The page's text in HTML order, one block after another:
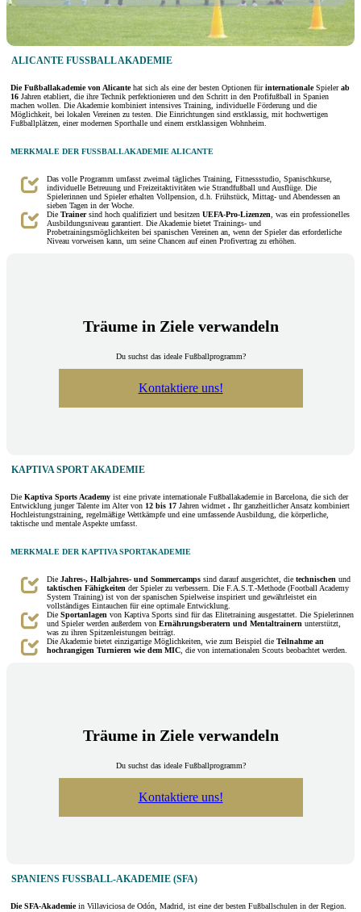
ALICANTE FUSSBALL AKADEMIE
Die Fußballakademie von Alicantehat sich als eine der besten Optionen fürinternationaleSpielerab
16 Jahren etabliert, die ihre Technik perfektionieren und den Schritt in den Profifußball in Spanien
machen wollen. Die Akademie kombiniert intensives Training, individuelle Förderung und die
Möglichkeit, bei lokalen Vereinen zu testen. Die Einrichtungen sind erstklassig, mit hochwertigen
Fußballplätzen, einer modernen Sporthalle und einem erstklassigen Wohnheim.
MERKMALE DER FUSSBALLAKADEMIE ALICANTE
Das volle Programm umfasst zweimal tägliches Training, Fitnessstudio, Spanischkurse,
individuelle Betreuung und Freizeitaktivitäten wie Strandfußball und Ausflüge. Die
Spielerinnen und Spieler erhalten Vollpension, d.h. Frühstück, Mittag- und Abendessen an
sieben Tagen in der Woche.
Die Trainersind hoch qualifiziert und besitzen UEFA-Pro-Lizenzen , was ein professionelles
Ausbildungsniveau garantiert. Die Akademie bietet Trainings- und
Probetrainingsmöglichkeiten bei spanischen Vereinen an, wenn der Spieler das erforderliche
Niveau vorweisen kann, um seine Chancen auf einen Profivertrag zu erhöhen.
Träume in Ziele verwandeln
Du suchst das ideale Fußballprogramm?
Kontaktiere uns!
KAPTIVA SPORT AKADEMIE
Die Kaptiva Sports Academy ist eine private internationale Fußballakademie in Barcelona, die sich der
Entwicklung junger Talente im Alter von 12 bis 17 Jahren widmet . Ihr ganzheitlicher Ansatz kombiniert
Hochleistungstraining, regelmäßige Wettkämpfe und eine umfassende Ausbildung, die körperliche,
taktische und mentale Aspekte umfasst.
MERKMALE DER KAPTIVA SPORTAKADEMIE
Die Jahres-, Halbjahres- und Sommercamps sind darauf ausgerichtet, die technischen und
taktischen Fähigkeiten der Spieler zu verbessern. Die F.A.S.T.-Methode (Football Academy
System Training) ist von der spanischen Spielweise inspiriert und gewährleistet ein
vollständiges Eintauchen für eine optimale Entwicklung.
Die Sportanlagen von Kaptiva Sports sind für das Elitetraining ausgestattet. Die Spielerinnen
und Spieler werden außerdem von Ernährungsberatern und Mentaltrainern unterstützt,
was zu ihren Spitzenleistungen beiträgt.
Die Akademie bietet einzigartige Möglichkeiten, wie zum Beispiel die Teilnahme an
hochrangigen Turnieren wie dem MIC , die von internationalen Scouts beobachtet werden.
Träume in Ziele verwandeln
Du suchst das ideale Fußballprogramm?
Kontaktiere uns!
SPANIENS FUSSBALL-AKADEMIE (SFA)
Die SFA-Akademiein Villaviciosa de Odón, Madrid, ist eine der besten Fußballschulen in der Region.